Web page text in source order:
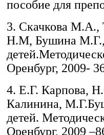
пособие для
3. Скачкова М.А.,
Н.М, Бушина М.Г.,
Оренбург, 2009-
4. Е.Г. Карпова,
Калинина,
детей.
Оренбург, 2009